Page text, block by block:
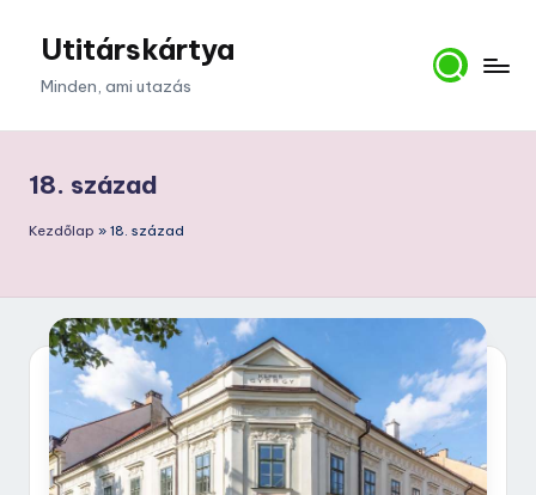
Utitárskártya
Minden, ami utazás
18. század
Kezdőlap » 18. század